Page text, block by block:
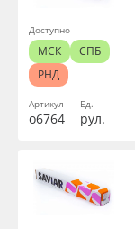
Артикул
о6764
Ед.
рул.
Доступно
МСК
СПБ
РНД